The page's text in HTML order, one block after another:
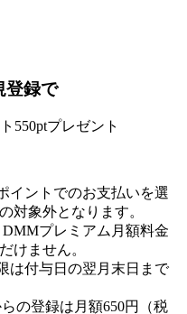
登録で
イントでのお支払いを選
対象外となります。
プレミアム月額料金
けません。
は付与日の翌月末日まで
の登録は月額650円（税